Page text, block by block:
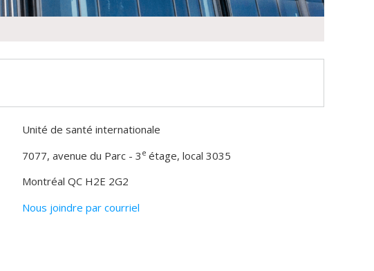
Unité de santé internationale
7077, avenue du Parc - 3 e étage, local 3035
Montréal QC H2E 2G2
Nous joindre par courriel